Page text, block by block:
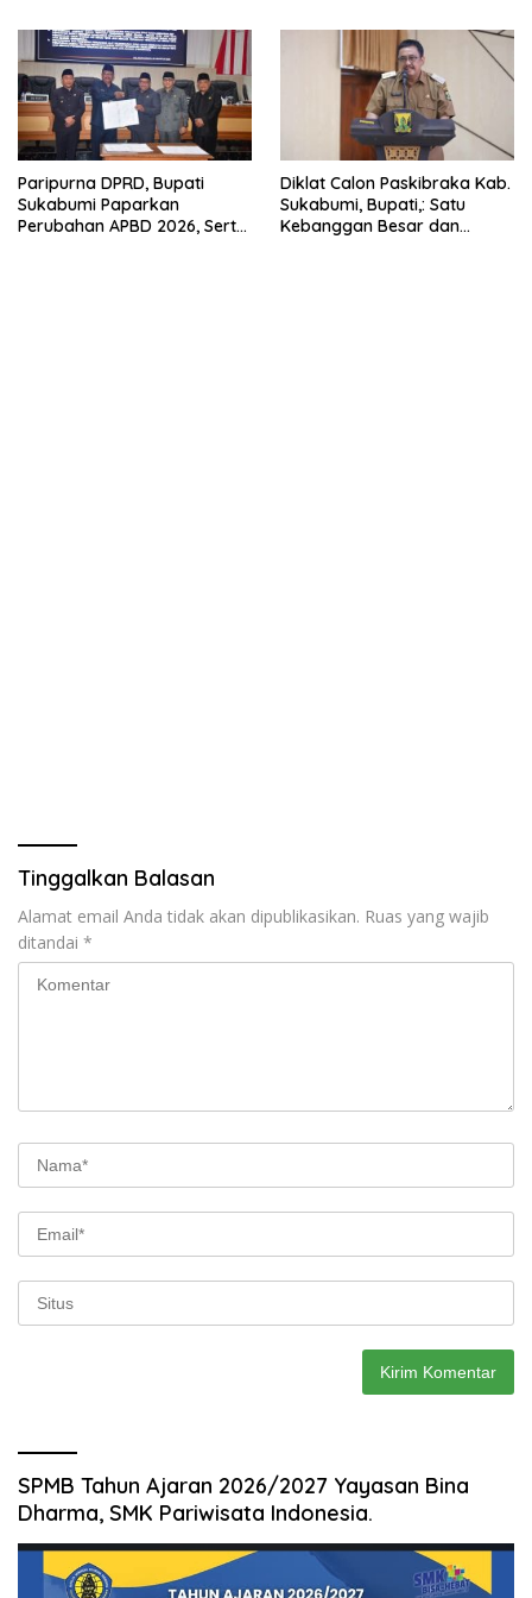
Paripurna DPRD, Bupati
Sukabumi Paparkan
Perubahan APBD 2026, Serta
Diklat Calon Paskibraka Kab.
Sukabumi, Bupati,: Satu
Kebanggan Besar dan
Tinggalkan Balasan
Alamat email Anda tidak akan dipublikasikan. Ruas yang wajib
ditandai *
SPMB Tahun Ajaran 2026/2027 Yayasan Bina
Dharma, SMK Pariwisata Indonesia.